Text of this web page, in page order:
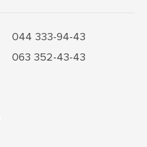
044 333-94-43
063 352-43-43